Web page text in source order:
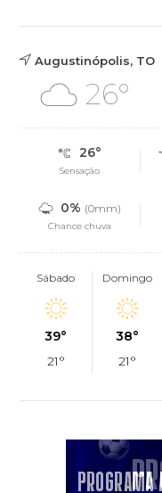
Augustinópolis, TO
26°
26°
Sensação
0% (0mm)
Chance chuva
Sábado
39°
21°
Domingo
38°
21°